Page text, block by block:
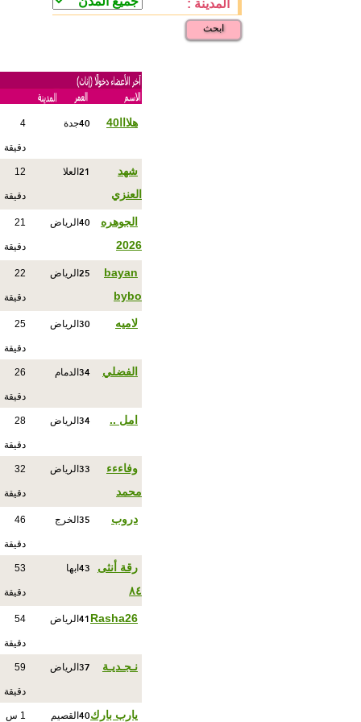
المدينة :
ابحث
هلااا40 40جدة 4
دقيقة
شهد
العنزي
21 العلا 12
دقيقة
الجوهره
2026
40 الرياض 21
دقيقة
bayan
bybo
25 الرياض 22
دقيقة
لاميه 30 الرياض 25
دقيقة
الفضلي 34 الدمام 26
دقيقة
امل .. 34 الرياض 28
دقيقة
وفاءءء
محمد
33 الرياض 32
دقيقة
دروب 35 الخرج 46
دقيقة
رقة أنثى
٨٤
43 ابها 53
دقيقة
Rasha26
41 الرياض 54
دقيقة
نـجـديـة 37 الرياض 59
دقيقة
يارب بارك40 القصيم 1 س